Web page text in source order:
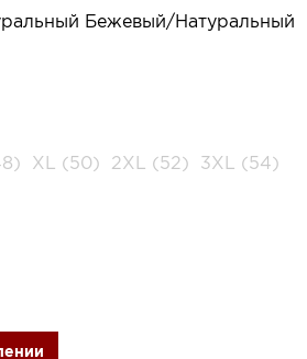
Бежевый/Натуральный
XL (50) 2XL (52)
3XL (54)